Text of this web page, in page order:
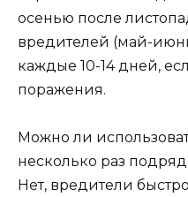
осенью после
вредителей (май-
каждые 10-14 дней,
поражения.
Можно ли
несколько раз
Нет, вредители